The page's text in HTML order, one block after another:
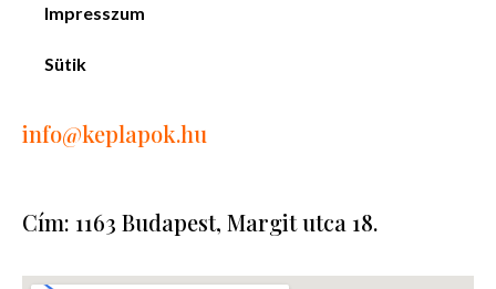
Impresszum
Sütik
info@keplapok.hu
Cím: 1163 Budapest, Margit utca 18.